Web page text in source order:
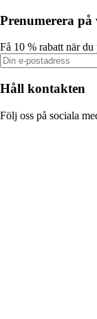
Prenumerera
Få 10 % rabatt när
Håll kontakten
Följ oss på sociala